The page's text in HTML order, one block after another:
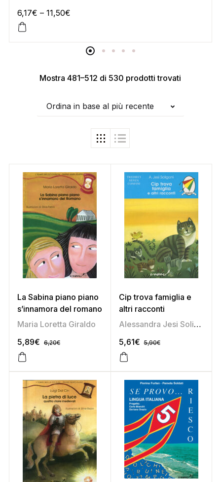
6,17€ – 11,50€
Mostra 481–512 di 530 prodotti trovati
Ordina in base al più recente
La Sabina piano piano
s’innamora del romano
Maria Loretta Giraldo
5,89€ 6,20€
Cip trova famiglia e
altri racconti
Alessandra Jesi Soligoni
5,61€ 5,90€